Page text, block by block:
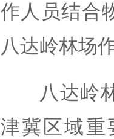
作人员结合
八达岭林场
八达岭
津冀区域重